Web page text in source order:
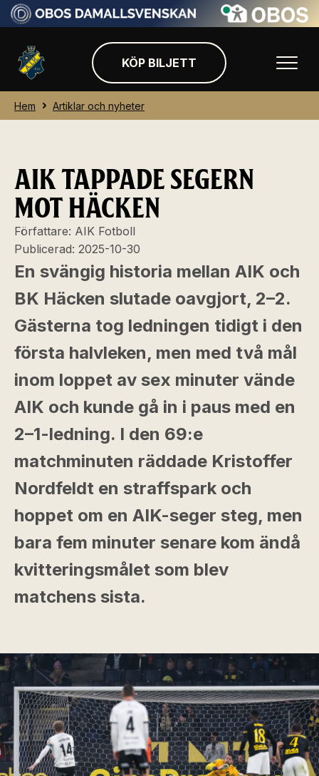
KÖP BILJETT
Hem Artiklar och nyheter
AIK TAPPADE SEGERN
MOT HÄCKEN
Författare: AIK Fotboll
Publicerad: 2025-10-30
En svängig historia mellan AIK och
BK Häcken slutade oavgjort, 2–2.
Gästerna tog ledningen tidigt i den
första halvleken, men med två mål
inom loppet av sex minuter vände
AIK och kunde gå in i paus med en
2–1-ledning. I den 69:e
matchminuten räddade Kristoffer
Nordfeldt en straffspark och
hoppet om en AIK-seger steg, men
bara fem minuter senare kom ändå
kvitteringsmålet som blev
matchens sista.